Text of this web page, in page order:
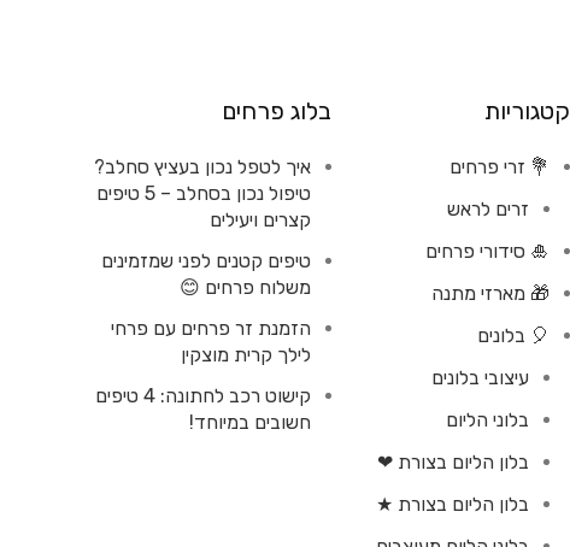
קטגוריות
💐 זרי פרחים
זרים לראש
🎍 סידורי פרחים
🎁 מארזי מתנה
🎈 בלונים
עיצובי בלונים
בלוני הליום
בלון הליום בצורת ❤
בלון הליום בצורת ★
בלוג פרחים
איך לטפל נכון בעציץ סחלב?
טיפול נכון בסחלב – 5 טיפים
קצרים ויעילים
טיפים קטנים לפני שמזמינים
משלוח פרחים 😊
הזמנת זר פרחים עם פרחי
לילך קרית מוצקין
קישוט רכב לחתונה: 4 טיפים
חשובים במיוחד!